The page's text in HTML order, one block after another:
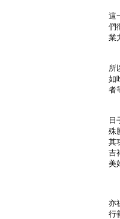
這
們
業
所
如
者
日
殊
其
吉
美
亦
行